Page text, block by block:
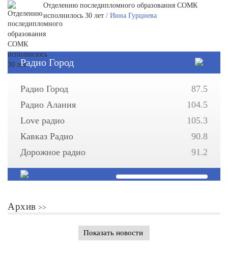
Отделению последипломного образования СОМК
исполнилось 30 лет / Инна Гурциева
Радио Город
Радио Город
87.5
Радио Алания
104.5
Love радио
105.3
Кавказ Радио
90.8
Дорожное радио
91.2
Архив
Показать новости